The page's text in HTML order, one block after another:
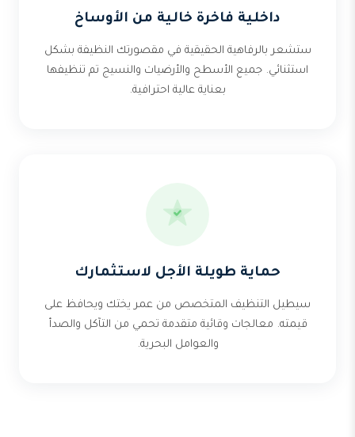
داخلية فاخرة خالية من الأوساخ
ستشعر بالرفاهية الحقيقية في مقصورتك النظيفة بشكل
استثنائي. جميع الأسطح والأرضيات والنسيج تم تنظيفها
بعناية عالية احترافية.
حماية طويلة الأجل لاستثمارك
سيطيل التنظيف المتخصص من عمر يختك ويحافظ على
قيمته. معالجات وقائية متقدمة تحمي من التآكل والصدأ
والعوامل البحرية.